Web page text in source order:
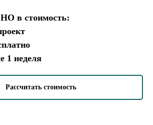
в стоимость:
1 неделя
Рассчитать стоимость
заказ №13»
стоимость: